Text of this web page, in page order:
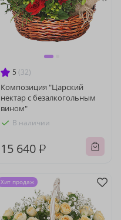
5 (32)
Композиция "Царский
нектар с безалкогольным
вином"
В наличии
15 640 ₽
Хит продаж